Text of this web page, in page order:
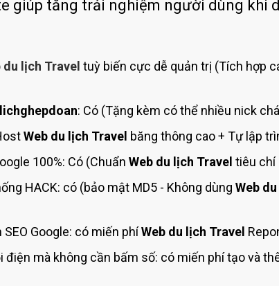
Bảng giá quản trị Website
giúp tăng trải nghiệm người dùng khi
du lịch Travel tuỳ biến cực dễ quản trị (Tích hợp
: Có (Tặng kèm có thể nhiều nick
Web du lịch Travel băng thông cao + Tự lập
100%: Có (Chuẩn Web du lịch Travel tiêu chí
HACK: có (bảo mật MD5 - Không dùng Web
Google: có miến phíWeb du lịch Travel
điện mà không cần bấm số: có miến phí tạo và